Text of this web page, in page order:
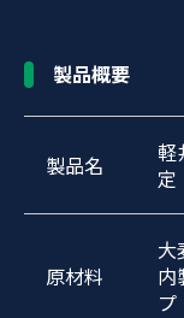
製品概要
製品名
軽
定
原材料
大
内
プ